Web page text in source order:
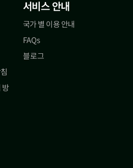
방
서비스 안내
국가 별 이용 안내
FAQs
블로그